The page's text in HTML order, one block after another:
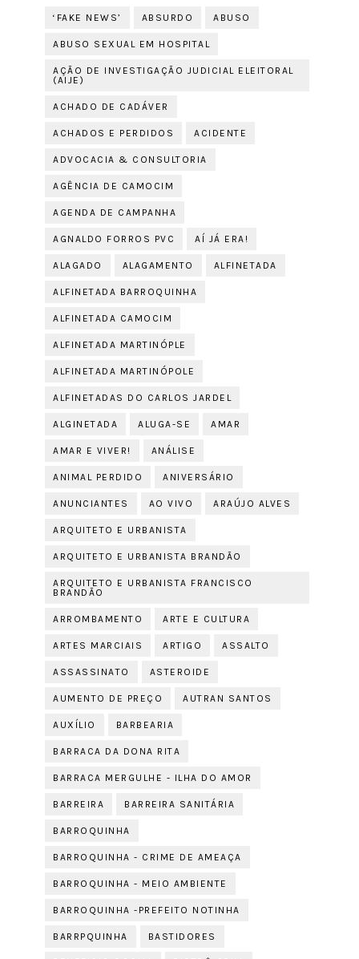
‘FAKE NEWS’ ABSURDO ABUSO
ABUSO SEXUAL EM HOSPITAL
AÇÃO DE INVESTIGAÇÃO JUDICIAL ELEITORAL
(AIJE)
ACHADO DE CADÁVER
ACHADOS E PERDIDOS ACIDENTE
ADVOCACIA & CONSULTORIA
AGÊNCIA DE CAMOCIM
AGENDA DE CAMPANHA
AGNALDO FORROS PVC AÍ JÁ ERA!
ALAGADO ALAGAMENTO ALFINETADA
ALFINETADA BARROQUINHA
ALFINETADA CAMOCIM
ALFINETADA MARTINÓPLE
ALFINETADA MARTINÓPOLE
ALFINETADAS DO CARLOS JARDEL
ALGINETADA ALUGA-SE AMAR
AMAR E VIVER! ANÁLISE
ANIMAL PERDIDO ANIVERSÁRIO
ANUNCIANTES AO VIVO ARAÚJO ALVES
ARQUITETO E URBANISTA
ARQUITETO E URBANISTA BRANDÃO
ARQUITETO E URBANISTA FRANCISCO
BRANDÃO
ARROMBAMENTO ARTE E CULTURA
ARTES MARCIAIS ARTIGO ASSALTO
ASSASSINATO ASTEROIDE
AUMENTO DE PREÇO AUTRAN SANTOS
AUXÍLIO BARBEARIA
BARRACA DA DONA RITA
BARRACA MERGULHE - ILHA DO AMOR
BARREIRA BARREIRA SANITÁRIA
BARROQUINHA
BARROQUINHA - CRIME DE AMEAÇA
BARROQUINHA - MEIO AMBIENTE
BARROQUINHA -PREFEITO NOTINHA
BARRPQUINHA BASTIDORES